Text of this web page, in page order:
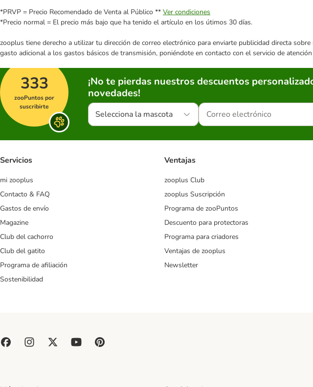
*PRVP = Precio Recomendado de Venta al Público ** Ver condiciones
*Precio normal = El precio más bajo que ha tenido el artículo en los útimos 30 días.
zooplus tiene derecho a utilizar tu dirección de correo electrónico para enviarte publicidad directa
gasto adicional a los gastos básicos de transmisión, poniéndote en contacto con el servicio de
333
zooPuntos por
suscribirte
¡No te pierdas nuestros descuentos
novedades!
Selecciona la mascota
Servicios
mi zooplus
Contacto & FAQ
Gastos de envío
Magazine
Club del cachorro
Club del gatito
Programa de afiliación
Sostenibilidad
Ventajas
zooplus Club
zooplus Suscripción
Programa de zooPuntos
Descuento para protectoras
Programa para criadores
Ventajas de zooplus
Newsletter